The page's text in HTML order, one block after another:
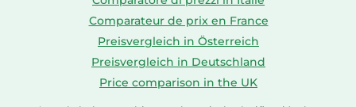
Comparateur de prix en France
Preisvergleich in Österreich
Preisvergleich in Deutschland
Price comparison in the UK